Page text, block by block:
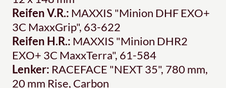
Reifen V.R.: MAXXIS "Minion DHF EXO+
3C MaxxGrip", 63-622
Reifen H.R.: MAXXIS "Minion DHR2
EXO+ 3C MaxxTerra", 61-584
Lenker: RACEFACE "NEXT 35", 780 mm,
20 mm Rise, Carbon